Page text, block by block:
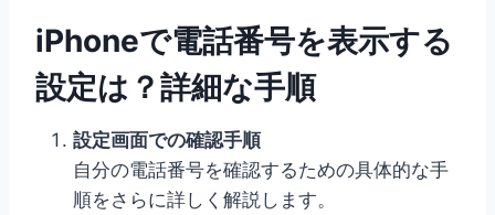
iPhoneで電話番号を表示する
設定は？詳細な手順
設定画面での確認手順
自分の電話番号を確認するための具体的な手
順をさらに詳しく解説します。